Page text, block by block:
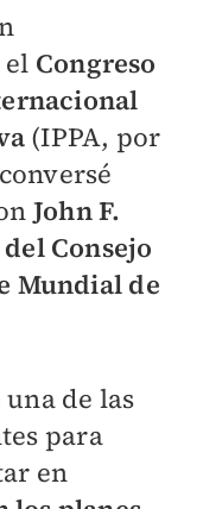
el Congreso
(IPPA, por
John F.
Consejo
Mundial de
de las
para
en